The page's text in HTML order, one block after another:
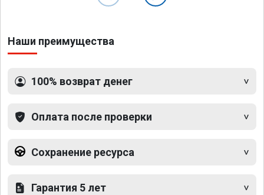
Наши преимущества
100% возврат денег
Оплата после проверки
Сохранение ресурса
Гарантия 5 лет